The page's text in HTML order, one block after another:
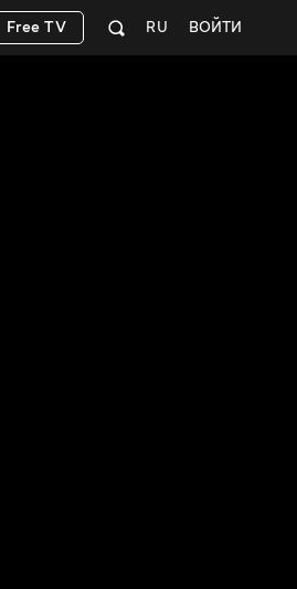
ВОЙТИ
RU
Free TV